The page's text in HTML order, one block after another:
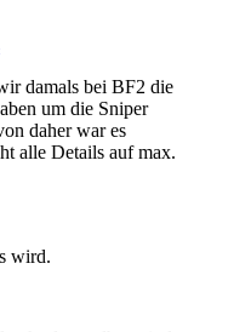
damals bei BF2 die
um die Sniper
daher war es
alle Details auf max.
wird.